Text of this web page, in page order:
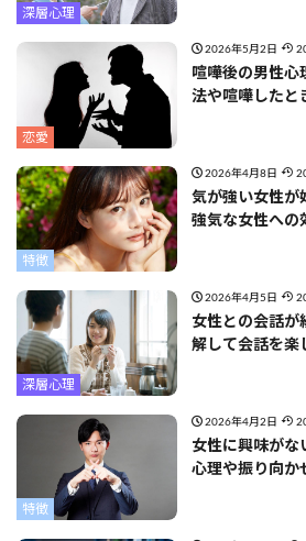
深層心理
恋愛
2026年5月2日
喧嘩後の男性心
法や喧嘩したと
特徴
2026年4月8日
気が強い女性が
強気な女性への
深層心理
2026年4月5日
女性との会話が
解して会話を楽
特徴
2026年4月2日
女性に興味がな
心理や振り向か